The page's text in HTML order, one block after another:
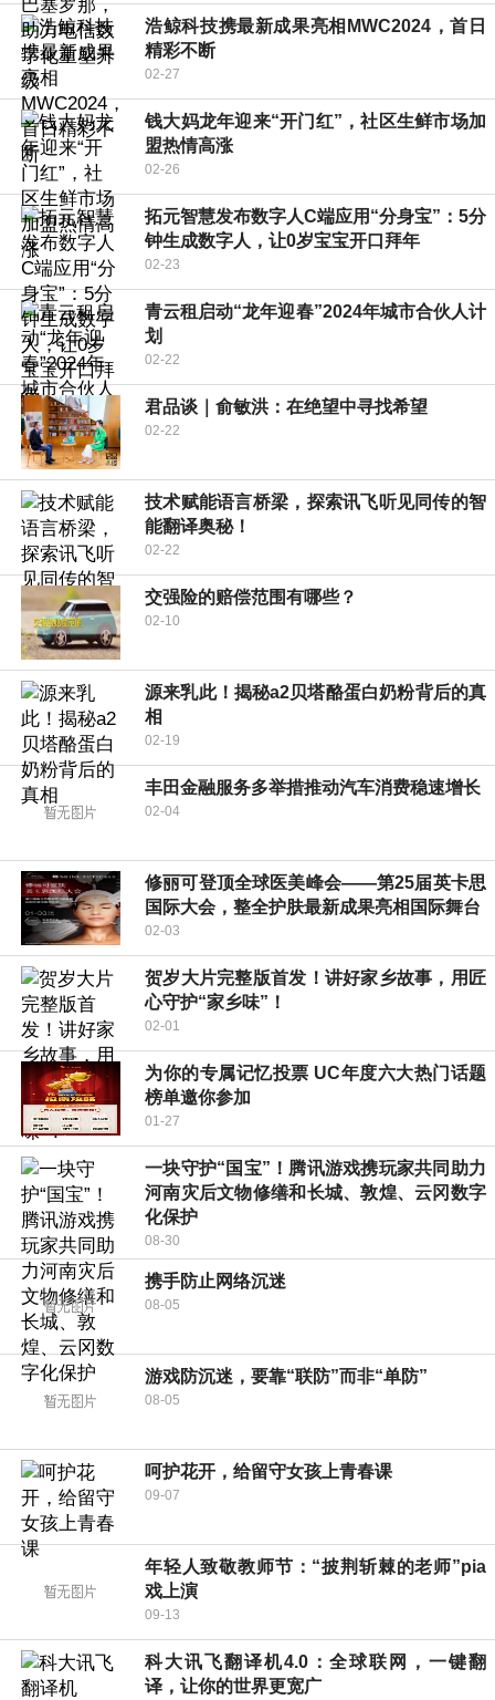
浩鲸科技携最新成果亮相MWC2024，首日
精彩不断
02-27
钱大妈龙年迎来“开门红”，社区生鲜市场加
盟热情高涨
02-26
拓元智慧发布数字人C端应用“分身宝”：5分
钟生成数字人，让0岁宝宝开口拜年
02-23
青云租启动“龙年迎春”2024年城市合伙人计
划
02-22
君品谈｜俞敏洪：在绝望中寻找希望
02-22
技术赋能语言桥梁，探索讯飞听见同传的智
能翻译奥秘！
02-22
交强险的赔偿范围有哪些？
02-10
源来乳此！揭秘a2贝塔酪蛋白奶粉背后的真
相
02-19
丰田金融服务多举措推动汽车消费稳速增长
02-04
修丽可登顶全球医美峰会——第25届英卡思
国际大会，整全护肤最新成果亮相国际舞台
02-03
贺岁大片完整版首发！讲好家乡故事，用匠
心守护“家乡味”！
02-01
为你的专属记忆投票 UC年度六大热门话题
榜单邀你参加
01-27
一块守护“国宝”！腾讯游戏携玩家共同助力
河南灾后文物修缮和长城、敦煌、云冈数字
化保护
08-30
携手防止网络沉迷
08-05
游戏防沉迷，要靠“联防”而非“单防”
08-05
呵护花开，给留守女孩上青春课
09-07
年轻人致敬教师节：“披荆斩棘的老师”pia
戏上演
09-13
科大讯飞翻译机4.0：全球联网，一键翻
译，让你的世界更宽广